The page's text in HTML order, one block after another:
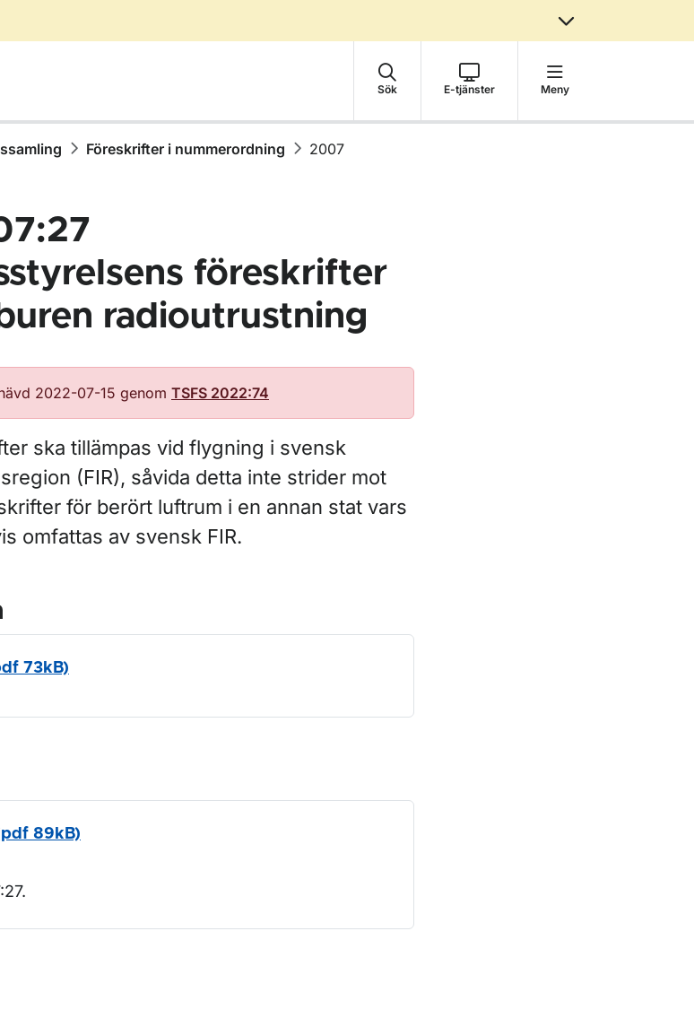
Sök E-tjänster Meny
Föreskrifter i nummerordning 2007
föreskrifter
radioutrustning
2022-07-15 genom TSFS 2022:74
ska tillämpas vid flygning i svensk
(FIR), såvida detta inte strider mot
för berört luftrum i en annan stat vars
omfattas av svensk FIR.
73kB)
89kB)